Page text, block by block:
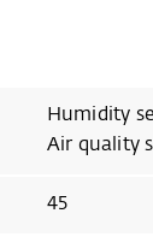
Humidity
Air quality
45